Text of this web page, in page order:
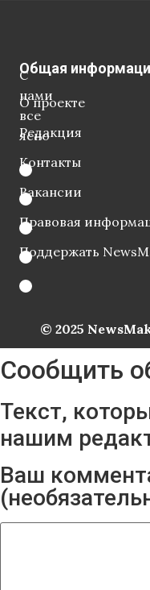
С
нами
все
ясно
Общая
О проекте
Редакция
Контакты
Вакансии
Правовая
Поддержать
© 2025
Сообщить
Текст,
нашим
Ваш